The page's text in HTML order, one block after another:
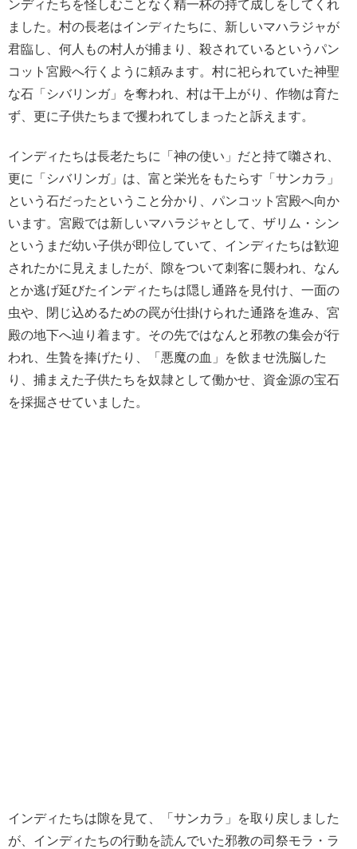
ンディたちを怪しむことなく精一杯の持て成しをしてくれ
ました。村の長老はインディたちに、新しいマハラジャが
君臨し、何人もの村人が捕まり、殺されているというパン
コット宮殿へ行くように頼みます。村に祀られていた神聖
な石「シバリンガ」を奪われ、村は干上がり、作物は育た
ず、更に子供たちまで攫われてしまったと訴えます。
インディたちは長老たちに「神の使い」だと持て囃され、
更に「シバリンガ」は、富と栄光をもたらす「サンカラ」
という石だったということ分かり、パンコット宮殿へ向か
います。宮殿では新しいマハラジャとして、ザリム・シン
というまだ幼い子供が即位していて、インディたちは歓迎
されたかに見えましたが、隙をついて刺客に襲われ、なん
とか逃げ延びたインディたちは隠し通路を見付け、一面の
虫や、閉じ込めるための罠が仕掛けられた通路を進み、宮
殿の地下へ辿り着ます。その先ではなんと邪教の集会が行
われ、生贄を捧げたり、「悪魔の血」を飲ませ洗脳した
り、捕まえた子供たちを奴隷として働かせ、資金源の宝石
を採掘させていました。
インディたちは隙を見て、「サンカラ」を取り戻しました
が、インディたちの行動を読んでいた邪教の司祭モラ・ラ